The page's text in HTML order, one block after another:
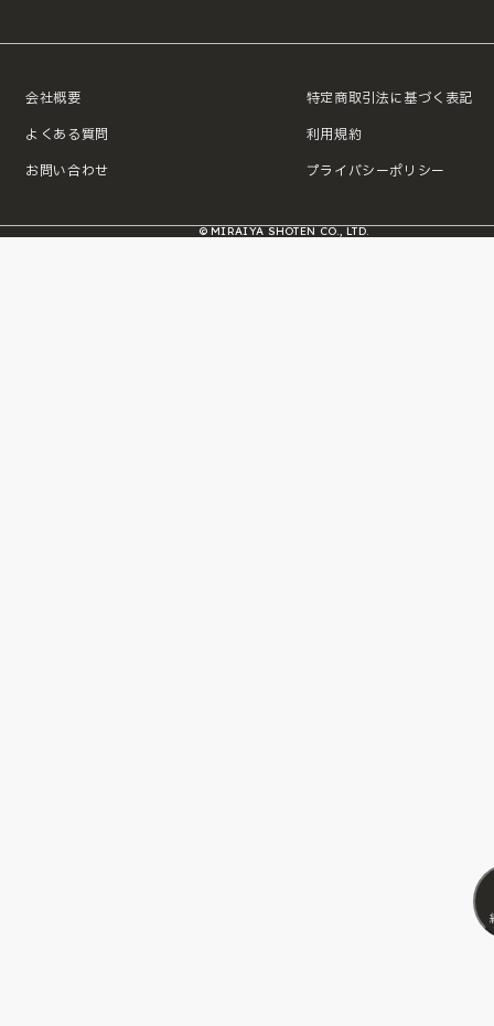
会社概要
よくある質問
お問い合わせ
特定商取引法に基づく表記
利用規約
プライバシーポリシー
© MIRAIYA SHOTEN CO., LTD.